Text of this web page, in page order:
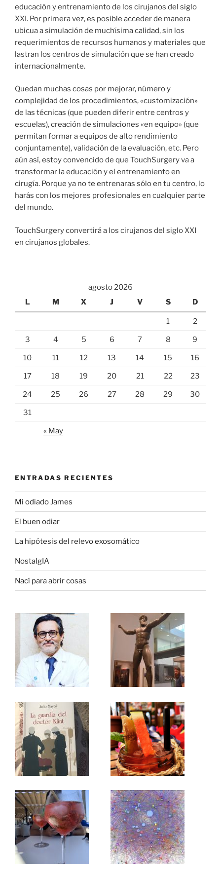
educación y entrenamiento de los cirujanos del siglo
XXI. Por primera vez, es posible acceder de manera
ubicua a simulación de muchísima calidad, sin los
requerimientos de recursos humanos y materiales que
lastran los centros de simulación que se han creado
internacionalmente.
Quedan muchas cosas por mejorar, número y
complejidad de los procedimientos, «customización»
de las técnicas (que pueden diferir entre centros y
escuelas), creación de simulaciones «en equipo» (que
permitan formar a equipos de alto rendimiento
conjuntamente), validación de la evaluación, etc. Pero
aún así, estoy convencido de que TouchSurgery va a
transformar la educación y el entrenamiento en
cirugía. Porque ya no te entrenaras sólo en tu centro, lo
harás con los mejores profesionales en cualquier parte
del mundo.
TouchSurgery convertirá a los cirujanos del siglo XXI
en cirujanos globales.
agosto 2026
L
M X J V S D
1 2
3 4 5 6 7 8 9
10 11 12 13 14 15 16
17 18 19 20 21 22 23
24 25 26 27 28 29 30
31
« May
ENTRADAS RECIENTES
Mi odiado James
El buen odiar
La hipótesis del relevo exosomático
NostalgIA
Nací para abrir cosas